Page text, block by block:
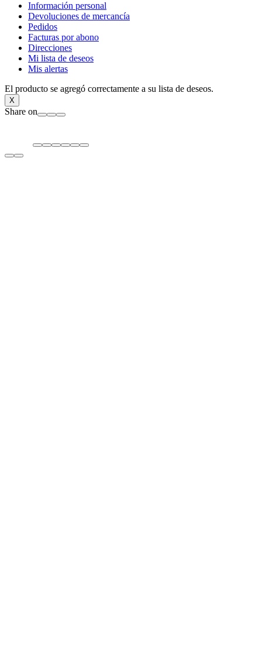
Información personal
Devoluciones de mercancía
Pedidos
Facturas por abono
Direcciones
Mi lista de deseos
Mis alertas
El producto se agregó correctamente a su lista de deseos.
X
Share on